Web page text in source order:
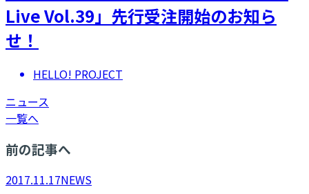
Live Vol.39」先行受注開始のお知ら
せ！
HELLO! PROJECT
ニュース
一覧へ
前の記事へ
2017.11.17NEWS